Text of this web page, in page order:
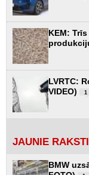
KEM:
LVRTC:
VIDEO)
1
JAUNIE RAKSTI
BMW